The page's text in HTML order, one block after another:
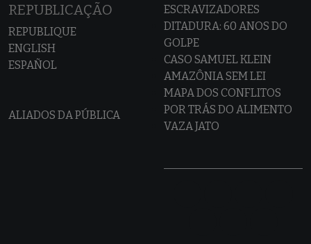
REPUBLICAÇÃO
REPUBLIQUE
ENGLISH
ESPAÑOL
ALIADOS DA PÚBLICA
ESCRAVIZADORES
DITADURA: 60 ANOS DO
GOLPE
CASO SAMUEL KLEIN
AMAZÔNIA SEM LEI
MAPA DOS CONFLITOS
POR TRÁS DO ALIMENTO
VAZA JATO